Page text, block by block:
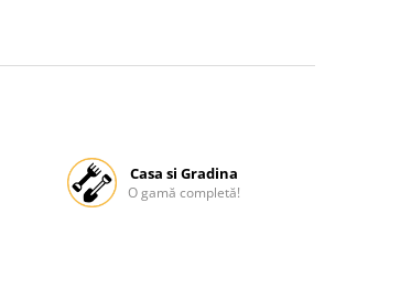
Casa si Gradina
O gamă completă!